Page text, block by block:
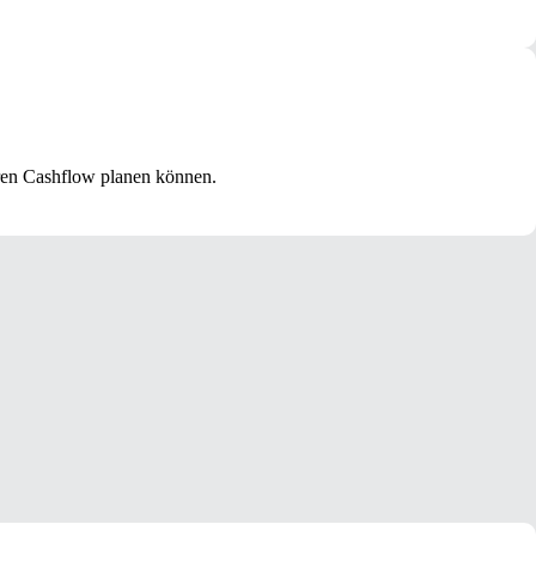
Cashflow planen können.